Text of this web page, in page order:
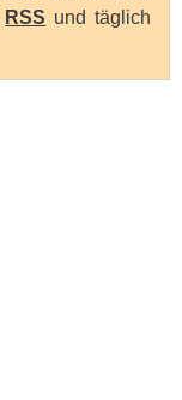
RSS und täglich